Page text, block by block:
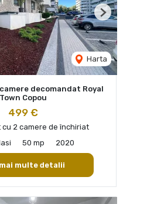
Harta
Next
decomandat Royal
Town Copou
499 €
2 camere de închiriat
50 mp 2020
multe detalii